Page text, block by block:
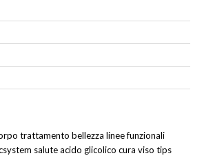
trattamento bellezza linee funzionali
saluteacido glicolico cura viso tips